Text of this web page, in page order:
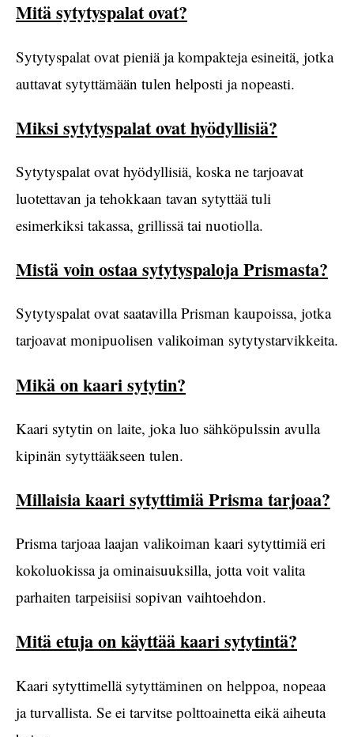
Mitä sytytyspalat ovat?
Sytytyspalat ovat pieniä ja kompakteja esineitä, jotka
auttavat sytyttämään tulen helposti ja nopeasti.
Miksi sytytyspalat ovat hyödyllisiä?
Sytytyspalat ovat hyödyllisiä, koska ne tarjoavat
luotettavan ja tehokkaan tavan sytyttää tuli
esimerkiksi takassa, grillissä tai nuotiolla.
Mistä voin ostaa sytytyspaloja Prismasta?
Sytytyspalat ovat saatavilla Prisman kaupoissa, jotka
tarjoavat monipuolisen valikoiman sytytystarvikkeita.
Mikä on kaari sytytin?
Kaari sytytin on laite, joka luo sähköpulssin avulla
kipinän sytyttääkseen tulen.
Millaisia kaari sytyttimiä Prisma tarjoaa?
Prisma tarjoaa laajan valikoiman kaari sytyttimiä eri
kokoluokissa ja ominaisuuksilla, jotta voit valita
parhaiten tarpeisiisi sopivan vaihtoehdon.
Mitä etuja on käyttää kaari sytytintä?
Kaari sytyttimellä sytyttäminen on helppoa, nopeaa
ja turvallista. Se ei tarvitse polttoainetta eikä aiheuta